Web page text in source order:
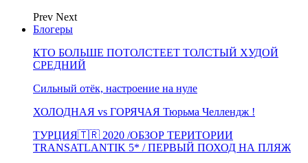
Prev Next
Блогеры
КТО БОЛЬШЕ ПОТОЛСТЕЕТ ТОЛСТЫЙ ХУДОЙ
СРЕДНИЙ
Сильный отёк, настроение на нуле
ХОЛОДНАЯ vs ГОРЯЧАЯ Тюрьма Челлендж !
ТУРЦИЯ🇹🇷 2020 /ОБЗОР ТЕРИТОРИИ
TRANSATLANTIK 5* / ПЕРВЫЙ ПОХОД НА ПЛЯЖ